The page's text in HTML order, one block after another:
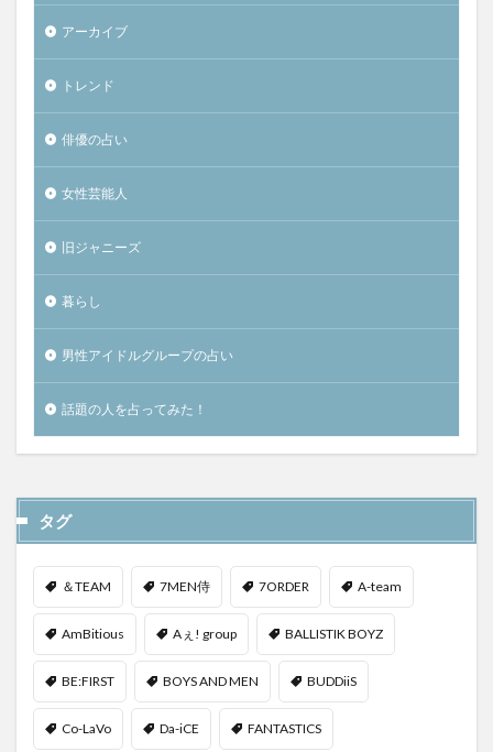
アーカイブ
トレンド
俳優の占い
女性芸能人
旧ジャニーズ
暮らし
男性アイドルグループの占い
話題の人を占ってみた！
タグ
＆TEAM 7MEN侍 7ORDER A-team
AmBitious Aぇ! group BALLISTIK BOYZ
BE:FIRST BOYS AND MEN BUDDiiS
Co-LaVo Da-iCE FANTASTICS